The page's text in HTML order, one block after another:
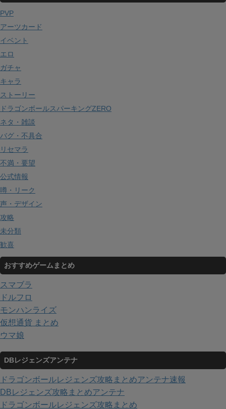
イ
ブ
PVP
アーツカード
イベント
エロ
ガチャ
キャラ
ストーリー
ドラゴンボールスパーキングZERO
ネタ・雑談
バグ・不具合
リセマラ
不満・要望
公式情報
噂・リーク
声・デザイン
攻略
未分類
歓喜
おすすめゲームまとめ
スマブラ
ドルフロ
モンハンライズ
仮想通貨 まとめ
ウマ娘
DBレジェンズアンテナ
ドラゴンボールレジェンズ攻略まとめアンテナ速報
DBレジェンズ攻略まとめアンテナ
ドラゴンボールレジェンズ攻略まとめ